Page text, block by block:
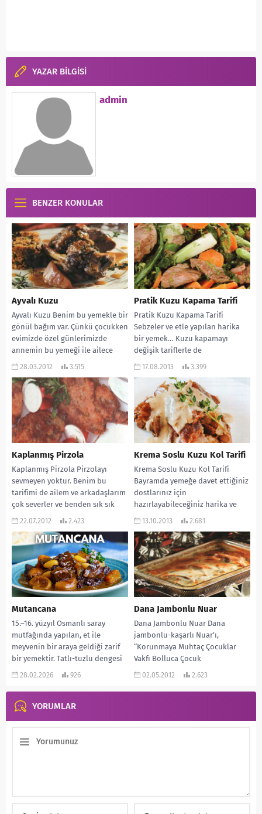
YAZAR BİLGİSİ
admin
BENZER KONULAR
Ayvalı Kuzu
Ayvalı Kuzu Benim bu yemekle bir
gönül bağım var. Çünkü çocukken
evimizde özel günlerimizde
annemin bu yemeği ile ailece
şenlenirdik....
28.03.2012 3.515
Pratik Kuzu Kapama Tarifi
Pratik Kuzu Kapama Tarifi
Sebzeler ve etle yapılan harika
bir yemek… Kuzu kapamayı
değişik tariflerle de
yapabilirsiniz. Bu pratik olanı...
17.08.2013 3.399
Kaplanmış Pirzola
Kaplanmış Pirzola Pirzolayı
sevmeyen yoktur. Benim bu
tarifimi de ailem ve arkadaşlarım
çok severler ve benden sık sık
isterler. Çok...
22.07.2012 2.423
Krema Soslu Kuzu Kol Tarifi
Krema Soslu Kuzu Kol Tarifi
Bayramda yemeğe davet ettiğiniz
dostlarınız için
hazırlayabileceğiniz harika ve
değişik bir tarif… Ben denedim
13.10.2013 2.681
Mutancana
15.–16. yüzyıl Osmanlı saray
mutfağında yapılan, et ile
meyvenin bir araya geldiği zarif
bir yemektir. Tatlı-tuzlu dengesi
sayesinde hem şaşırtıcı...
28.02.2026 926
Dana Jambonlu Nuar
Dana Jambonlu Nuar Dana
jambonlu-kaşarlı Nuar’ı,
“Korunmaya Muhtaç Çocuklar
Vakfı Bolluca Çocuk
Köyü”yararına, evimde verdiğim
Herkes...
02.05.2012 2.623
YORUMLAR